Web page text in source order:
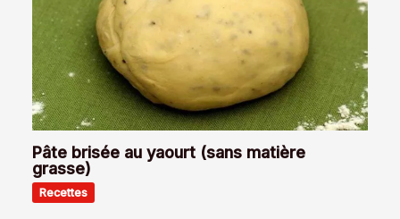
Pâte brisée au yaourt (sans matière
grasse)
Recettes